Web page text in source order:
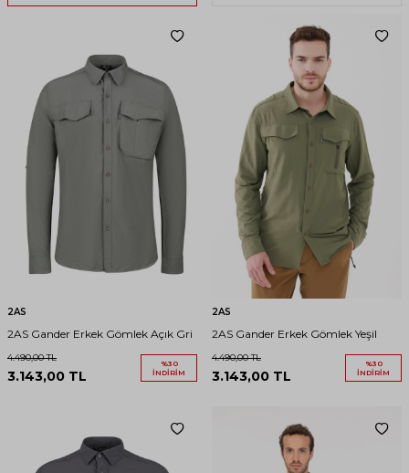
2AS
2AS Gander Erkek Gömlek Açık Gri
4.490,00TL
3.143,00 TL
%30
İNDIRIM
2AS
2AS Gander Erkek Gömlek Yeşil
4.490,00TL
3.143,00 TL
%30
İNDIRIM